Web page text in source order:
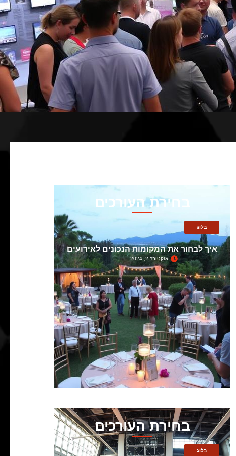
בחירת העורכים
בלוג
איך לבחור את המקומות הנכונים לאירועים
אוקטובר 2, 2024
בחירת העורכים
בלוג